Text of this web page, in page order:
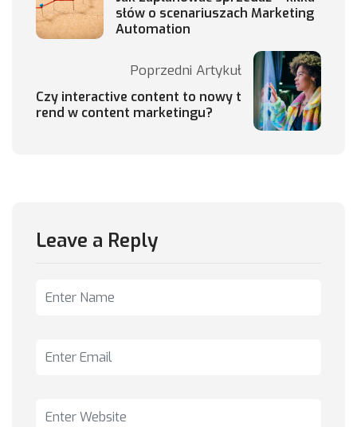
słów o scenariuszach Marketing
Automation
Poprzedni Artykuł
Czy interactive content to nowy t
rend w content marketingu?
Leave a Reply